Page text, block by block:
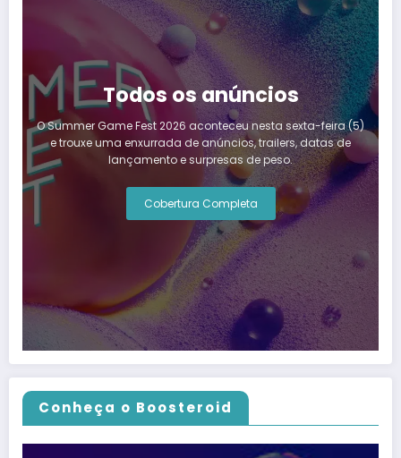
Todos os anúncios
O Summer Game Fest 2026 aconteceu nesta sexta-feira (5)
e trouxe uma enxurrada de anúncios, trailers, datas de
lançamento e surpresas de peso.
Cobertura Completa
Conheça o Boosteroid